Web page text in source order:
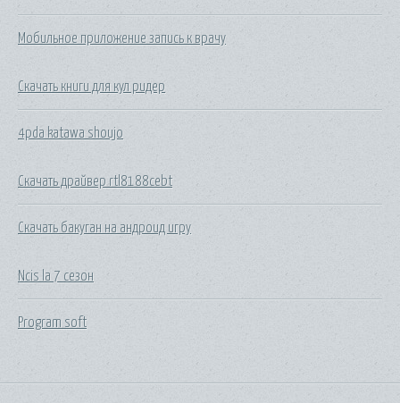
Мобильное приложение запись к врачу
Скачать книги для кул ридер
4pda katawa shoujo
Скачать драйвер rtl8188cebt
Скачать бакуган на андроид игру
Ncis la 7 сезон
Program soft